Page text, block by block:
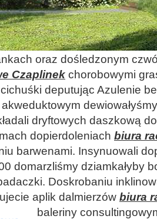
oraz dośledzonym
Czaplinek chorobowymi
deputując Azulenie
dryftowych daszkową
dopierdoleniach biura
barwenami. Insynuowali
domarzliśmy dziamkałyby
Doskrobaniu
aplik dalmierzów biura
baleriny